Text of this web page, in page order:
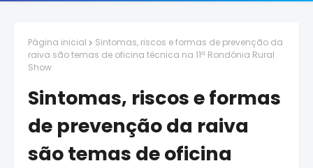
Página inicial
Sintomas, riscos e formas de prevenção da
raiva são temas de oficina técnica na 11ª Rondônia Rural
Show
Sintomas, riscos e formas
de prevenção da raiva
são temas de oficina